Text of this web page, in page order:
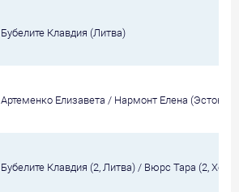
Бубелите Клавдия (Литва)
Артеменко Елизавета / Нармонт Елена (Эстония)
Бубелите Клавдия (2, Литва) / Вюрс Тара (2,